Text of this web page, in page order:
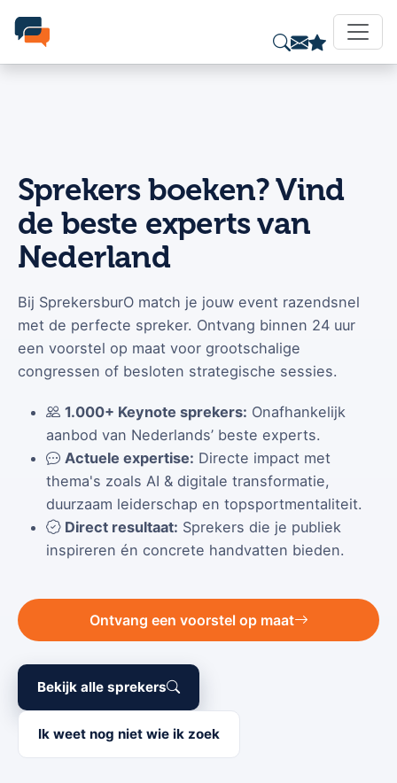
Sprekers boeken? Vind
de beste experts van
Nederland
Bij SprekersburO match je jouw event razendsnel
met de perfecte spreker. Ontvang binnen 24 uur
een voorstel op maat voor grootschalige
congressen of besloten strategische sessies.
1.000+ Keynote sprekers: Onafhankelijk
aanbod van Nederlands’ beste experts.
Actuele expertise: Directe impact met
thema's zoals AI & digitale transformatie,
duurzaam leiderschap en topsportmentaliteit.
Direct resultaat: Sprekers die je publiek
inspireren én concrete handvatten bieden.
Ontvang een voorstel op maat
Bekijk alle sprekers
Ik weet nog niet wie ik zoek